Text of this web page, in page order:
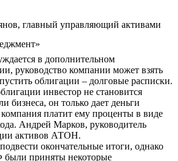
главный управляющий активами
в дополнительном
руководство компании может взять
облигации – долговые расписки.
инвестор не становится
бизнеса, он только дает деньги
платит ему проценты в виде
Андрей Марков, руководитель
активов АТОН.
окончательные итоги, однако
приняты некоторые